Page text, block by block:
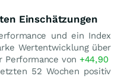
Einschätzungen
und ein Index
Wertentwicklung über
Performance von +44,90
52 Wochen positiv